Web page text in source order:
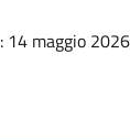
: 14 maggio